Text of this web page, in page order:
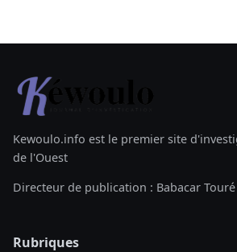
Kewoulo.info est le premier site
de l'Ouest
Directeur de publication : Babacar Touré
Rubriques